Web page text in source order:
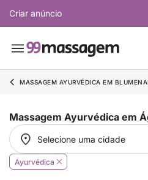
Criar anúncio
MASSAGEM AYURVÉDICA EM
Massagem Ayurvédica em
Selecione uma cidade
Selecione uma cidade
Ayurvédica